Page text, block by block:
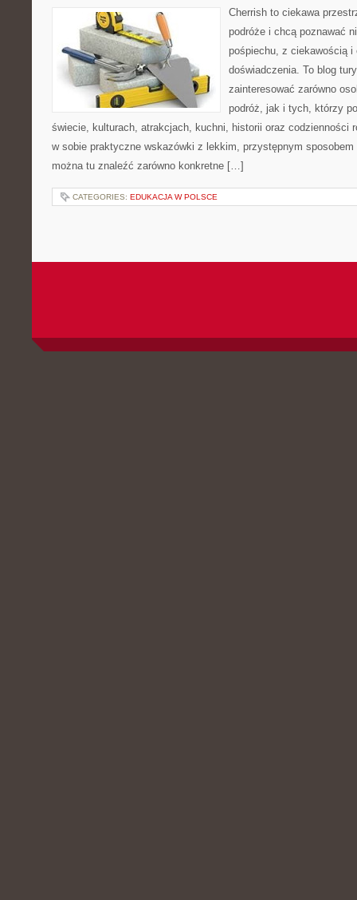
Cherrish to ciekawa
podróże i chcą poznawać
pośpiechu, z ciekawością i
doświadczenia. To blog
zainteresować zarówno
podróż, jak i tych, którzy
świecie, kulturach, atrakcjach, kuchni, historii oraz codzienności
w sobie praktyczne wskazówki z lekkim, przystępnym
można tu znaleźć zarówno konkretne […]
CATEGORIES: EDUKACJA W POLSCE